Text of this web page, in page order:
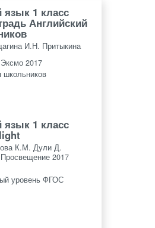
язык 1 класс
Английский
И.Н. Притыкина
Эксмо 2017
школьников
язык 1 класс
К.М. Дули Д.
Просвещение 2017
уровень ФГОС